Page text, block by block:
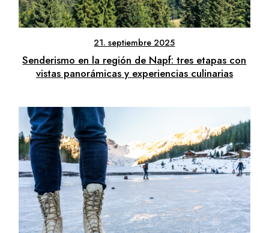
21. septiembre 2025
Senderismo en la región de Napf: tres etapas con
vistas panorámicas y experiencias culinarias